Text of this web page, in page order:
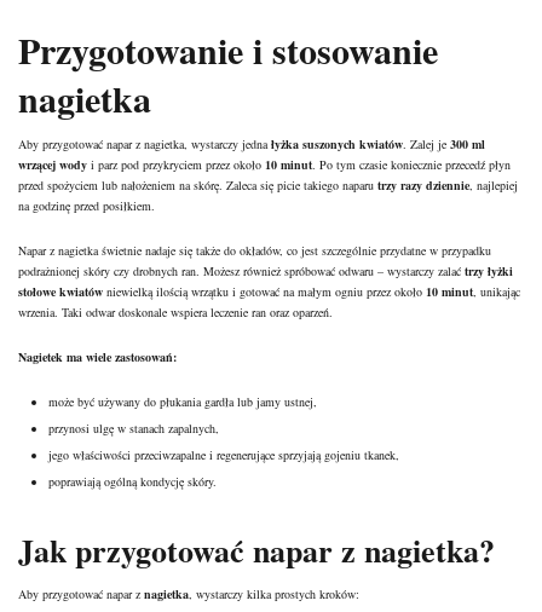
Przygotowanie i stosowanie
nagietka
Aby przygotować napar z nagietka, wystarczy jednałyżka suszonych kwiatów. Zalej je 300 ml
wrzącej wody i parz pod przykryciem przez około 10 minut. Po tym czasie koniecznie przecedź płyn
przed spożyciem lub nałożeniem na skórę. Zaleca się picie takiego naparu trzy razy dziennie, najlepiej
na godzinę przed posiłkiem.
Napar z nagietka świetnie nadaje się także do okładów, co jest szczególnie przydatne w przypadku
podrażnionej skóry czy drobnych ran. Możesz również spróbować odwaru – wystarczy zalać trzy łyżki
stołowe kwiatów niewielką ilością wrzątku i gotować na małym ogniu przez około 10 minut, unikając
wrzenia. Taki odwar doskonale wspiera leczenie ran oraz oparzeń.
Nagietek ma wiele zastosowań:
może być używany do płukania gardła lub jamy ustnej,
przynosi ulgę w stanach zapalnych,
jego właściwości przeciwzapalne i regenerujące sprzyjają gojeniu tkanek,
poprawiają ogólną kondycję skóry.
Jak przygotować napar z nagietka?
Aby przygotować napar z nagietka, wystarczy kilka prostych kroków: